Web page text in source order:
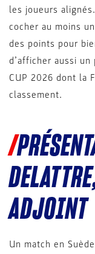
les joueurs
cocher au moins
des points pour
d’afficher aussi un
CUP 2026 dont la
classement.
ADJOINT
Un match en